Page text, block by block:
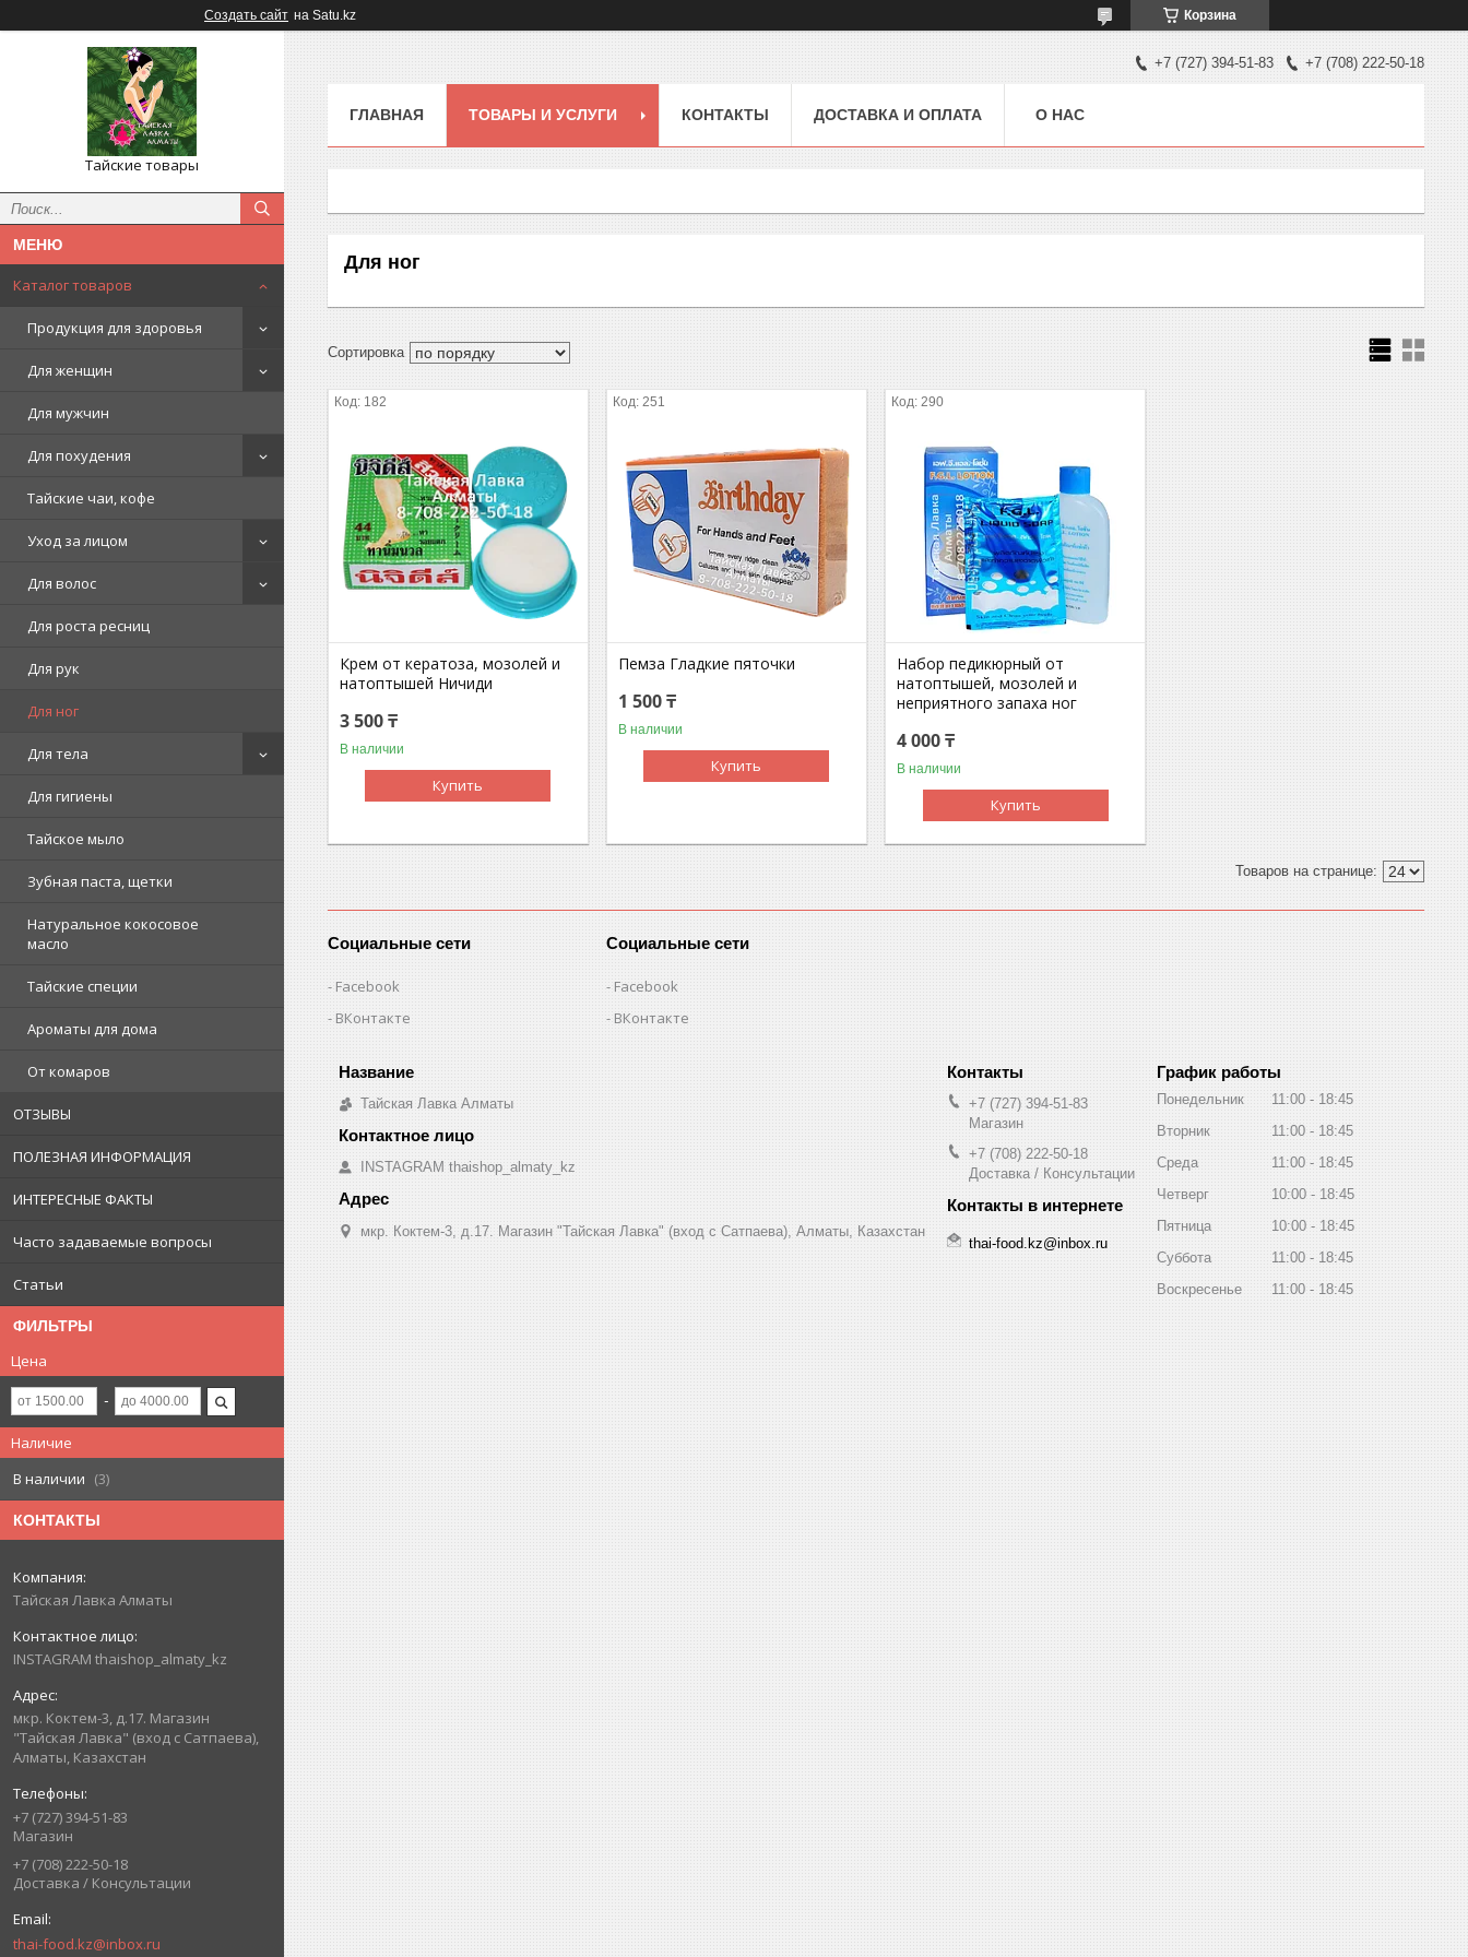
Создать сайт на Satu.kz Корзина
Тайские товары
Каталог товаров
Продукция для здоровья
Для женщин
Для мужчин
Для похудения
Тайские чаи, кофе
Уход за лицом
Для волос
Для роста ресниц
Для рук
Для ног
Для тела
Для гигиены
Тайское мыло
Зубная паста, щетки
Натуральное кокосовое
масло
Тайские специи
Ароматы для дома
От комаров
ОТЗЫВЫ
ПОЛЕЗНАЯ ИНФОРМАЦИЯ
ИНТЕРЕСНЫЕ ФАКТЫ
Часто задаваемые вопросы
Статьи
ФИЛЬТРЫ
Цена
Наличие
В наличии
3
КОНТАКТЫ
Тайская Лавка Алматы
INSTAGRAM thaishop_almaty_kz
мкр. Коктем-3, д.17. Магазин
"Тайская Лавка" (вход с Сатпаева),
Алматы, Казахстан
+7 (727) 394-51-83
Магазин
+7 (708) 222-50-18
Доставка / Консультации
thai-food.kz@inbox.ru
+7 (727) 394-51-83 +7 (708) 222-50-18
ГЛАВНАЯ ТОВАРЫ И УСЛУГИ КОНТАКТЫ ДОСТАВКА И ОПЛАТА О НАС
Для ног
182
Крем от кератоза, мозолей и
натоптышей Ничиди
3 500 ₸
В наличии
Купить
251
Пемза Гладкие пяточки
1 500 ₸
В наличии
Купить
290
Набор педикюрный от
натоптышей, мозолей и
неприятного запаха ног
4 000 ₸
В наличии
Купить
Социальные сети
Facebook
ВКонтакте
Социальные сети
Facebook
ВКонтакте
Тайская Лавка Алматы
INSTAGRAM thaishop_almaty_kz
мкр. Коктем-3, д.17. Магазин "Тайская Лавка" (вход с Сатпаева), Алматы, Казахстан
+7 (727) 394-51-83
Магазин
+7 (708) 222-50-18
Доставка / Консультации
thai-food.kz@inbox.ru
График работы
Понедельник 11:00
18:45
Вторник
11:00
18:45
Среда
11:00
18:45
Четверг
10:00
18:45
Пятница
10:00
18:45
Суббота
11:00
18:45
Воскресенье
11:00 18:45